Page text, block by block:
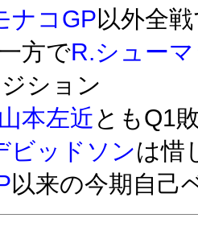
ナコGP以外全
方でR.シュー
ション
山本左近 ともQ1
ビッドソンは惜
以来の今期自己